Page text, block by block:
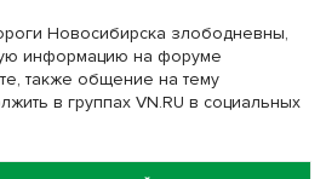
Новосибирска злободневны,
информацию на форуме
также общение на тему
в группах VN.RU в социальных